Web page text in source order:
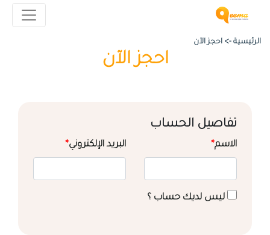
الرئيسية -> احجز الآن
احجز الآن
تفاصيل الحساب
الاسم* البريد الإلكتروني*
ليس لديك حساب ؟